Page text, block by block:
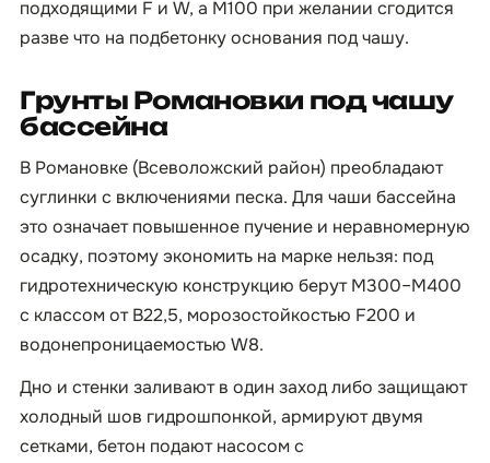
подходящими F и W, а М100 при желании сгодится
разве что на подбетонку основания под чашу.
Грунты Романовки под чашу
бассейна
В Романовке (Всеволожский район) преобладают
суглинки с включениями песка. Для чаши бассейна
это означает повышенное пучение и неравномерную
осадку, поэтому экономить на марке нельзя: под
гидротехническую конструкцию берут М300–М400
с классом от B22,5, морозостойкостью F200 и
водонепроницаемостью W8.
Дно и стенки заливают в один заход либо защищают
холодный шов гидрошпонкой, армируют двумя
сетками, бетон подают насосом с